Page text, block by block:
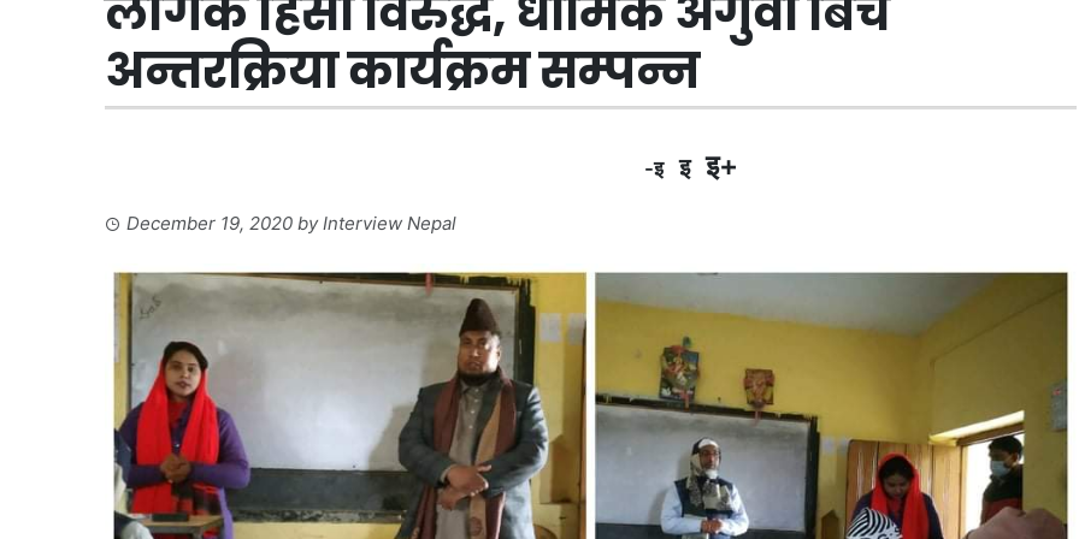
अन्तरक्रिया कार्यक्रम सम्पन्न
-इ इ इ+
December 19, 2020 byInterview Nepal